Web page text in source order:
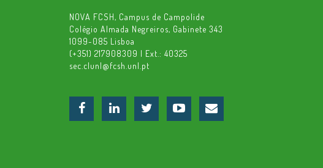
NOVA FCSH, Campus de Campolide
Colégio Almada Negreiros, Gabinete 343
1099-085 Lisboa
(+351) 217908309 | Ext.: 40325
sec.clunl@fcsh.unl.pt